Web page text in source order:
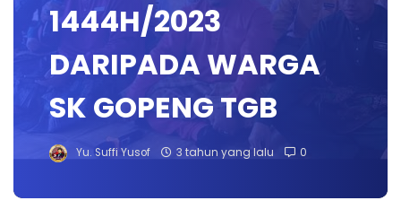
1444H/2023
DARIPADA WARGA
SK GOPENG TGB
Yu. Suffi Yusof 3 tahun yang lalu 0